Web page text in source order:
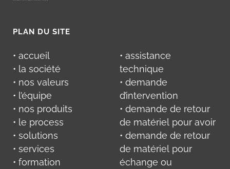
PLAN DU SITE
• accueil
• la société
• nos valeurs
• l’équipe
• nos produits
• le process
• solutions
• services
• formation
• assistance
technique
• demande
d’intervention
• demande de retour
de matériel pour avoir
• demande de retour
de matériel pour
échange ou